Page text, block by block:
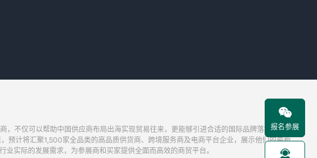
不仅可以帮助中国供应商布局出海实现贸易往来，更能够引进合适的国际品牌落地中国市
计将汇聚1,500家全品类的高品质供货商、跨境服务商及电商平台企业，展示他们的最新
实际的发展需求，为参展商和买家提供全面而高效的商贸平台。

报名参展
